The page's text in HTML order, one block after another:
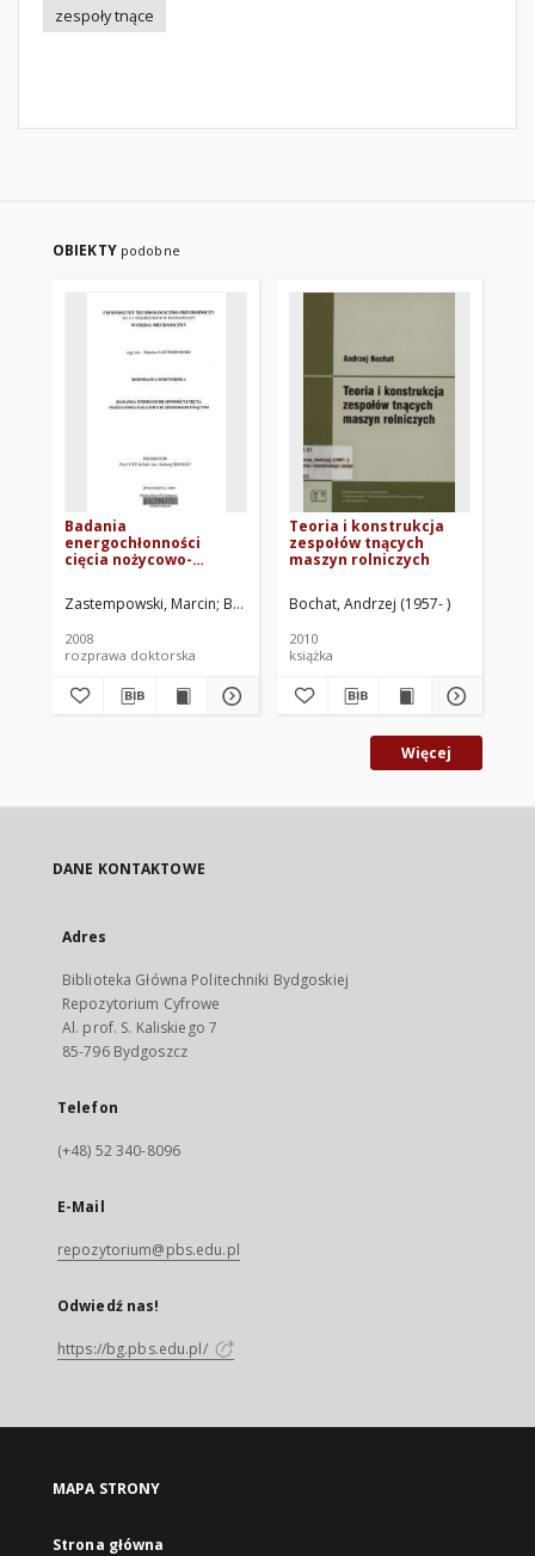
zespoły tnące
OBIEKTY podobne
Badania
energochłonności
cięcia nożycowo-
Zastempowski, Marcin Bochat, Andrzej. Promotor
2008
rozprawa doktorska
Teoria i konstrukcja
zespołów tnących
maszyn rolniczych
Bochat, Andrzej (1957- )
2010
książka
Więcej
DANE KONTAKTOWE
Adres
Biblioteka Główna Politechniki Bydgoskiej
Repozytorium Cyfrowe
Al. prof. S. Kaliskiego 7
85-796 Bydgoszcz
Telefon
(+48) 52 340-8096
E-Mail
repozytorium@pbs.edu.pl
Odwiedź nas!
https://bg.pbs.edu.pl/
MAPA STRONY
Strona główna